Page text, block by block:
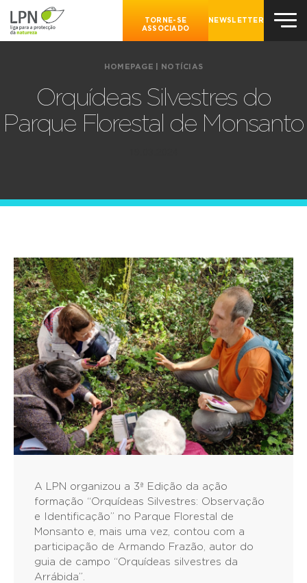
TORNE-SE
ASSOCIADO
NEWSLETTER
HOMEPAGE NOTÍCIAS
Orquídeas Silvestres do
Parque Florestal de Monsanto
A LPN organizou a 3ª Edição da ação
formação “Orquídeas Silvestres: Observação
e Identificação” no Parque Florestal de
Monsanto e, mais uma vez, contou com a
participação de Armando Frazão, autor do
guia de campo “Orquídeas silvestres da
Arrábida”.